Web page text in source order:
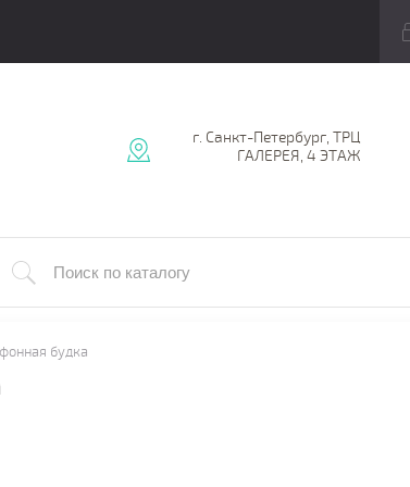
г. Санкт-Петербург, ТРЦ
ГАЛЕРЕЯ, 4 ЭТАЖ
будка